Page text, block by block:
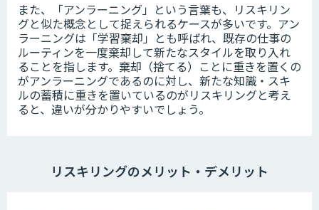
また、「アンラーニング」という言葉も、リスキリン
グと似た概念として捉えられるケースが多いです。アン
ラーニングは「学習棄却」とも呼ばれ、既存の仕事の
ルーティンを一度棄却して新たなスタイルを取り入れ
ることを指します。棄却（捨てる）ことに重きを置くの
がアンラーニングであるのに対し、新たな知識・スキ
ルの蓄積に重きを置いているのがリスキリングと考え
ると、違いが分かりやすいでしょう。
リスキリングのメリット・デメリット